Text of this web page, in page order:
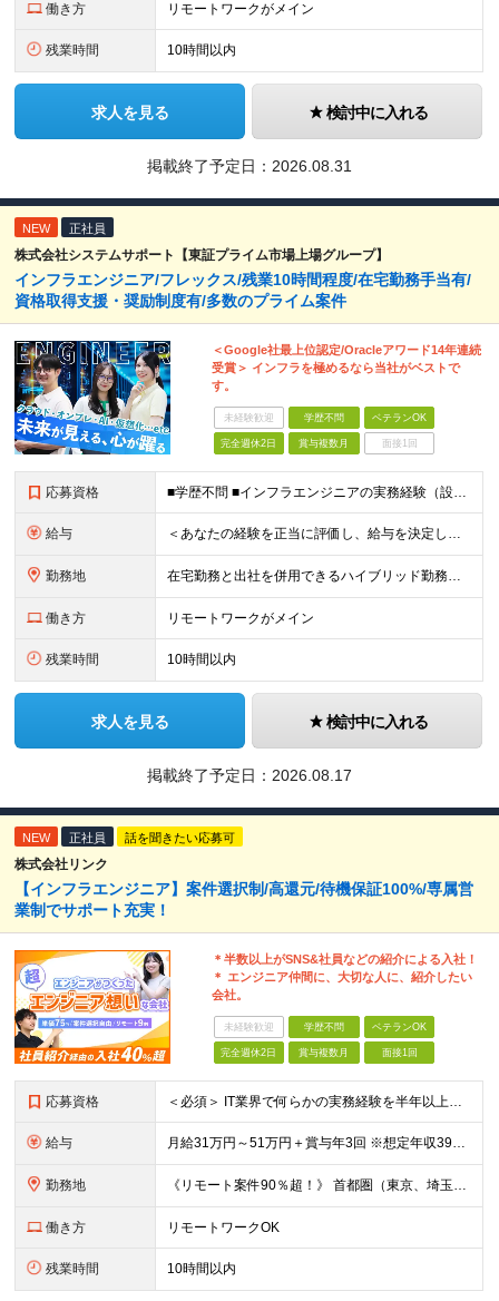
働き方 リモートワークがメイン
残業時間 10時間以内
求人を見る 検討中に入れる
掲載終了予定日： 2026.08.31
NEW 正社員
株式会社システムサポート【東証プライム市場上場グループ】
インフラエンジニア/フレックス/残業10時間程度/在宅勤務手当有/
資格取得支援・奨励制度有/多数のプライム案件
＜Google社最上位認定/Oracleアワード14年連続
受賞＞ インフラを極めるなら当社がベストで
す。
未経験歓迎 学歴不問 ベテランOK
完全週休2日 賞与複数月 面接1回
応募資格 ■学歴不問 ■インフラエンジニアの実務経験（設計～構築フェーズを想定） ★Google Cloud・OCI・AWS・Azureなどクラウド技術は問いませんが、経験・知見が深い方は優遇します！ ＜この
給与 ＜あなたの経験を正当に評価し、給与を決定します！＞ 想定年収500万円～1,000万円 └月給34万3000円～＋賞与年2回 ◎在宅勤務手当あり ◎交通費100％支給 ◎資格取得奨励制度(一時金/資格
勤務地 在宅勤務と出社を併用できるハイブリッド勤務！ （出社は週1～3日程度ですが、ご希望に合わせて柔軟に対応可能です。） ≪東京オフィス≫ 東京都新宿区西新宿2-6-1 新宿住友ビル26F ※(業務の変
働き方 リモートワークがメイン
残業時間 10時間以内
求人を見る 検討中に入れる
掲載終了予定日： 2026.08.17
NEW 正社員 話を聞きたい応募可
株式会社リンク
【インフラエンジニア】案件選択制/高還元/待機保証100%/専属営
業制でサポート充実！
＊半数以上がSNS&社員などの紹介による入社！
＊ エンジニア仲間に、大切な人に、紹介したい
会社。
未経験歓迎 学歴不問 ベテランOK
完全週休2日 賞与複数月 面接1回
応募資格 ＜必須＞ IT業界で何らかの実務経験を半年以上お持ちの方（使用言語不問） ＜こんなご希望があれば、ぜひ当社にご相談ください＞ ◎ スキルや成果にしっかり見合った給与を受け取りたい ◎ 残業を
給与 月給31万円～51万円＋賞与年3回 ※想定年収394万円～1,032万円 ★年間300万円の賞与実績あり ★平均昇給額3万円 ★エンジニアへの還元率75％（実質78.9%） ※経験・能力を考慮し
勤務地 《リモート案件90％超！》 首都圏（東京、埼玉、千葉、神奈川）、大阪、名古屋、福岡のプロジェクト先やリモートでの勤務となります。 ※面接から入社まで全てオンラインで完結できます！ ※帰社日自
働き方 リモートワークOK
残業時間 10時間以内